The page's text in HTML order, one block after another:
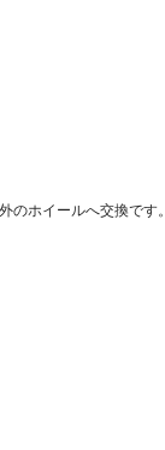
のホイールへ交換です。